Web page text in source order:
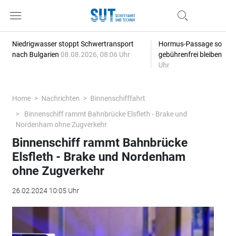
Niedrigwasser stoppt Schwertransport
nach Bulgarien 08.08.2026, 08:06 Uhr
Hormus-Passage
gebührenfrei bleiben
Uhr
Home Nachrichten
Binnenschifffahrt
Binnenschiff rammt Bahnbrücke Elsfleth - Brake und
Nordenham ohne Zugverkehr
Binnenschiff rammt Bahnbrücke
Elsfleth - Brake und Nordenham
ohne Zugverkehr
26.02.2024 10:05 Uhr